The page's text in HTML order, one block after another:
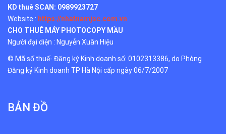
KD thuê SCAN: 0989923727
Website : https://nhatnamjsc.com.vn
CHO THUÊ MÁY PHOTOCOPY MẦU
Người đại diện : Nguyễn Xuân Hiệu
© Mã số thuế- Đăng ký Kinh doanh số: 0102313386, do Phòng
Đăng ký Kinh doanh TP Hà Nội cấp ngày 06/7/2007
BẢN ĐỒ